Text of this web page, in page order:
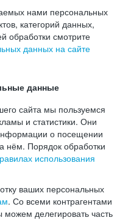
нами персональных
категорий данных,
обработки смотрите
данных на сайте
данные
сайта мы пользуемся
и статистики. Они
о посещении
нём. Порядок обработки
использования
ваших персональных
. Со всеми контрагентами
делегировать часть